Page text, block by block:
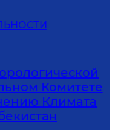
Комитете
Климата